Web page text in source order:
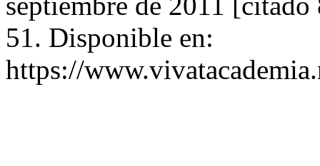
51. Disponible en:
https://